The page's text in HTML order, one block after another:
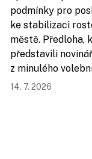
podmínky pro
ke stabilizaci
městě. Předloha,
představili
z minulého
14. 7. 2026